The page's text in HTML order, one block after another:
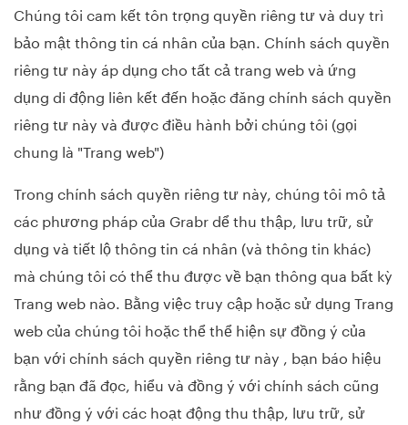
Chúng tôi cam kết tôn trọng quyền riêng tư và duy trì
bảo mật thông tin cá nhân của bạn. Chính sách quyền
riêng tư này áp dụng cho tất cả trang web và ứng
dụng di động liên kết đến hoặc đăng chính sách quyền
riêng tư này và được điều hành bởi chúng tôi (gọi
chung là "Trang web")
Trong chính sách quyền riêng tư này, chúng tôi mô tả
các phương pháp của Grabr dể thu thập, lưu trữ, sử
dụng và tiết lộ thông tin cá nhân (và thông tin khác)
mà chúng tôi có thể thu được về bạn thông qua bất kỳ
Trang web nào. Bằng việc truy cập hoặc sử dụng Trang
web của chúng tôi hoặc thể thể hiện sự đồng ý của
bạn với chính sách quyền riêng tư này , bạn báo hiệu
rằng bạn đã đọc, hiểu và đồng ý với chính sách cũng
như đồng ý với các hoạt động thu thập, lưu trữ, sử